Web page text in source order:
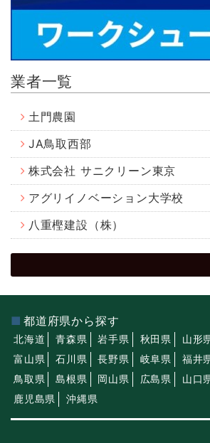
業者一覧
土門農園
JA鳥取西部
株式会社 サニクリーン東京
アグリイノベーション大学校
八重樫建設（株）
都道府県から探す
北海道 青森県 岩手県 秋田県 山形
富山県
石川県 長野県 岐阜県 福井
鳥取県
島根県 岡山県 広島県 山口
鹿児島県
沖縄県